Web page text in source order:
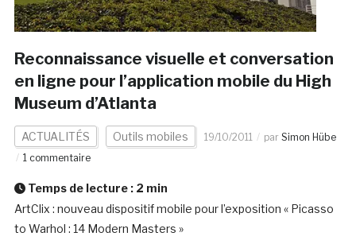
Reconnaissance visuelle et conversation
en ligne pour l’application mobile du High
Museum d’Atlanta
ACTUALITÉS Outils mobiles 19/10/2011 par Simon Hübe
1 commentaire
Temps de lecture : 2 min
ArtClix : nouveau dispositif mobile pour l’exposition « Picasso
to Warhol : 14 Modern Masters »